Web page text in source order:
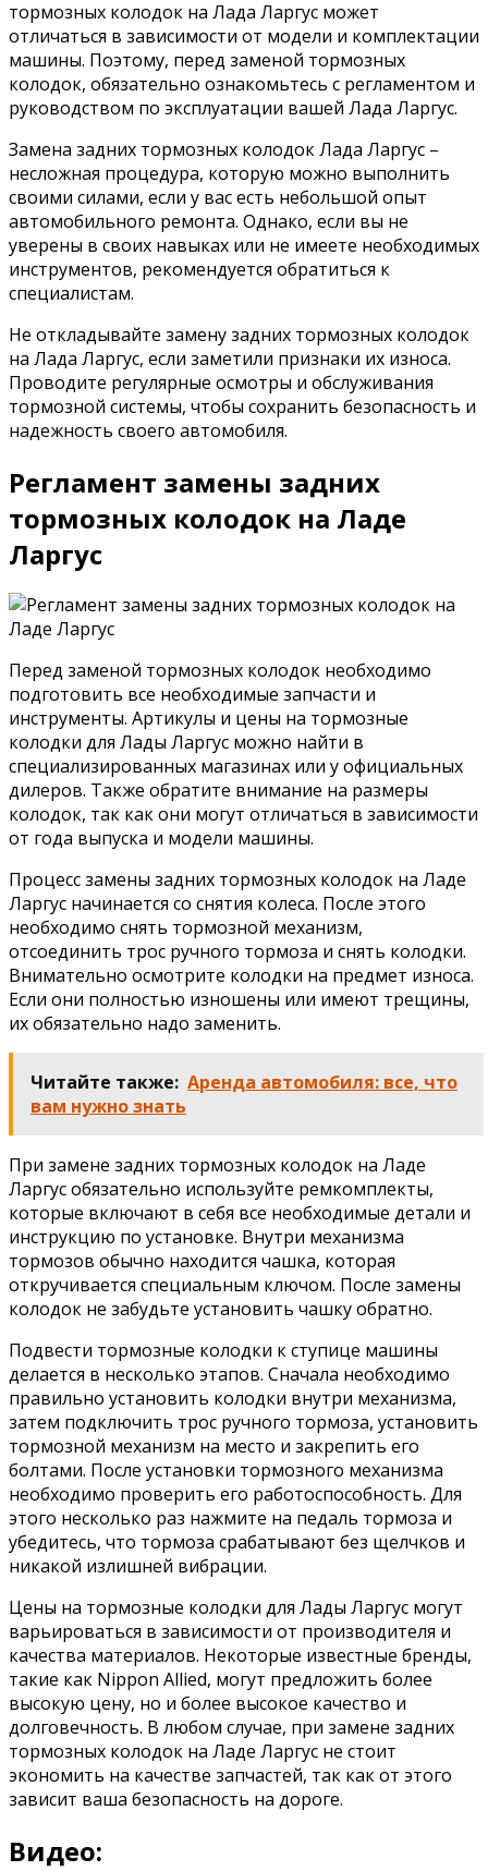
тормозных колодок на Лада Ларгус может
отличаться в зависимости от модели и комплектации
машины. Поэтому, перед заменой тормозных
колодок, обязательно ознакомьтесь с регламентом и
руководством по эксплуатации вашей Лада Ларгус.
Замена задних тормозных колодок Лада Ларгус –
несложная процедура, которую можно выполнить
своими силами, если у вас есть небольшой опыт
автомобильного ремонта. Однако, если вы не
уверены в своих навыках или не имеете необходимых
инструментов, рекомендуется обратиться к
специалистам.
Не откладывайте замену задних тормозных колодок
на Лада Ларгус, если заметили признаки их износа.
Проводите регулярные осмотры и обслуживания
тормозной системы, чтобы сохранить безопасность и
надежность своего автомобиля.
Регламент замены задних
тормозных колодок на Ладе
Ларгус
Перед заменой тормозных колодок необходимо
подготовить все необходимые запчасти и
инструменты. Артикулы и цены на тормозные
колодки для Лады Ларгус можно найти в
специализированных магазинах или у официальных
дилеров. Также обратите внимание на размеры
колодок, так как они могут отличаться в зависимости
от года выпуска и модели машины.
Процесс замены задних тормозных колодок на Ладе
Ларгус начинается со снятия колеса. После этого
необходимо снять тормозной механизм,
отсоединить трос ручного тормоза и снять колодки.
Внимательно осмотрите колодки на предмет износа.
Если они полностью изношены или имеют трещины,
их обязательно надо заменить.
Читайте также: Аренда автомобиля: все, что
вам нужно знать
При замене задних тормозных колодок на Ладе
Ларгус обязательно используйте ремкомплекты,
которые включают в себя все необходимые детали и
инструкцию по установке. Внутри механизма
тормозов обычно находится чашка, которая
откручивается специальным ключом. После замены
колодок не забудьте установить чашку обратно.
Подвести тормозные колодки к ступице машины
делается в несколько этапов. Сначала необходимо
правильно установить колодки внутри механизма,
затем подключить трос ручного тормоза, установить
тормозной механизм на место и закрепить его
болтами. После установки тормозного механизма
необходимо проверить его работоспособность. Для
этого несколько раз нажмите на педаль тормоза и
убедитесь, что тормоза срабатывают без щелчков и
никакой излишней вибрации.
Цены на тормозные колодки для Лады Ларгус могут
варьироваться в зависимости от производителя и
качества материалов. Некоторые известные бренды,
такие как Nippon Allied, могут предложить более
высокую цену, но и более высокое качество и
долговечность. В любом случае, при замене задних
тормозных колодок на Ладе Ларгус не стоит
экономить на качестве запчастей, так как от этого
зависит ваша безопасность на дороге.
Видео: